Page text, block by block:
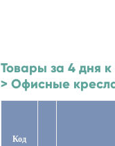
Товары за 4 дня
> Офисные
Код